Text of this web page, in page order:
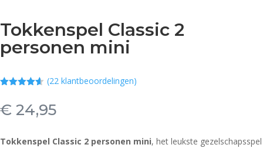
Tokkenspel Classic 2
personen mini
5
gebaseerd
n
(22 klantbeoordelingen)
€ 24,95
Tokkenspel Classic 2 personen mini, het leukste gezelschapsspel